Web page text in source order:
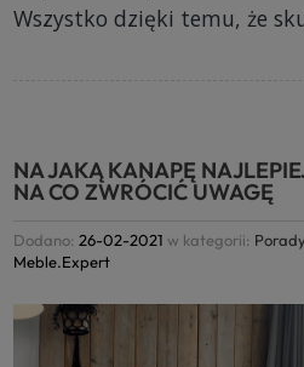
Wszystko dzięki temu, że
NA JAKĄ KANAPĘ
NA CO ZWRÓCIĆ UWAGĘ
Dodano:26-02-2021 w kategorii: Porady
Meble.Expert